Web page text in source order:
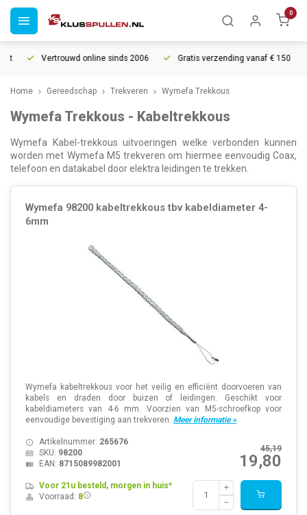
0
Vertrouwd online sinds 2006 Gratis verzending vanaf € 150
Home Gereedschap Trekveren Wymefa Trekkous
Wymefa Trekkous - Kabeltrekkous
Wymefa Kabel-trekkous uitvoeringen welke verbonden kunnen
worden met Wymefa M5 trekveren om hiermee eenvoudig Coax,
telefoon en datakabel door elektra leidingen te trekken.
Wymefa 98200 kabeltrekkous tbv kabeldiameter 4-
6mm
Wymefa kabeltrekkous voor het veilig en efficiënt doorvoeren van
kabels en draden door buizen of leidingen. Geschikt voor
kabeldiameters van 4-6 mm. Voorzien van M5-schroefkop voor
eenvoudige bevestiging aan trekveren. Meer informatie »
45,19
19,80
Artikelnummer: 265676
SKU: 98200
EAN: 8715089982001
Voor 21u besteld, morgen in huis*
Voorraad: 8